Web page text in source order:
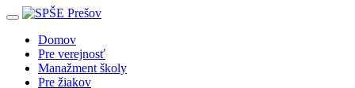
Toggle
navigationDomov
Pre verejnosť
Manažment školy
Pre žiakov